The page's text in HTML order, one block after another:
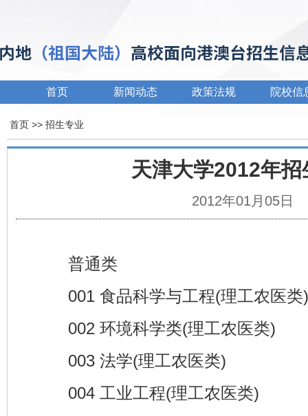
首页 新闻动态 政策法规 院校信
首页 >> 招生专业
天津大学2012年招
2012年01月05日
普通类
001 食品科学与工程(理工农医类)
002 环境科学类(理工农医类)
003 法学(理工农医类)
004 工业工程(理工农医类)